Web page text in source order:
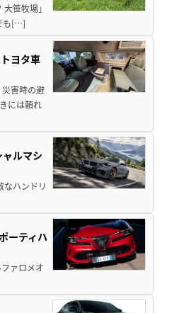
笹牧場」
も[…]
ヨタ車
害時の避
には頼れ
ルマシ
なハンドリ
ーティハ
ァロメオ